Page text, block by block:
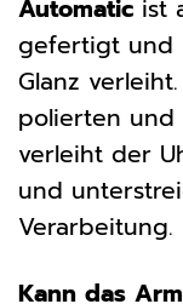
Automatic ist
gefertigt und
Glanz
polierten
verleiht der
und
Verarbeitung.
Kann das